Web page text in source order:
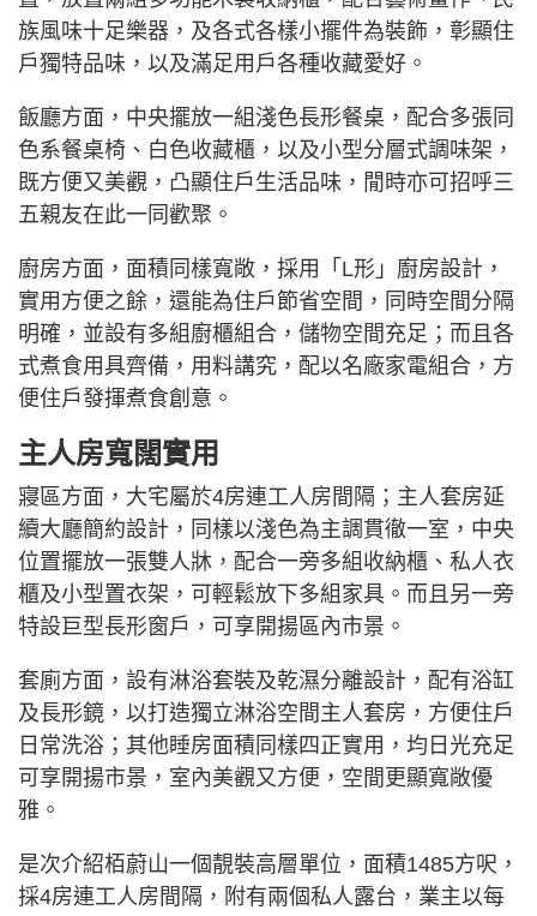
族風味十足樂器，及各式各樣小擺件為裝飾，彰顯住
戶獨特品味，以及滿足用戶各種收藏愛好。
飯廳方面，中央擺放一組淺色長形餐桌，配合多張同
色系餐桌椅、白色收藏櫃，以及小型分層式調味架，
既方便又美觀，凸顯住戶生活品味，閒時亦可招呼三
五親友在此一同歡聚。
廚房方面，面積同樣寬敞，採用「L形」廚房設計，
實用方便之餘，還能為住戶節省空間，同時空間分隔
明確，並設有多組廚櫃組合，儲物空間充足；而且各
式煮食用具齊備，用料講究，配以名廠家電組合，方
便住戶發揮煮食創意。
主人房寬闊實用
寢區方面，大宅屬於4房連工人房間隔；主人套房延
續大廳簡約設計，同樣以淺色為主調貫徹一室，中央
位置擺放一張雙人牀，配合一旁多組收納櫃、私人衣
櫃及小型置衣架，可輕鬆放下多組家具。而且另一旁
特設巨型長形窗戶，可享開揚區內市景。
套廁方面，設有淋浴套裝及乾濕分離設計，配有浴缸
及長形鏡，以打造獨立淋浴空間主人套房，方便住戶
日常洗浴；其他睡房面積同樣四正實用，均日光充足
可享開揚市景，室內美觀又方便，空間更顯寬敞優
雅。
是次介紹栢蔚山一個靚裝高層單位，面積1485方呎，
採4房連工人房間隔，附有兩個私人露台，業主以每